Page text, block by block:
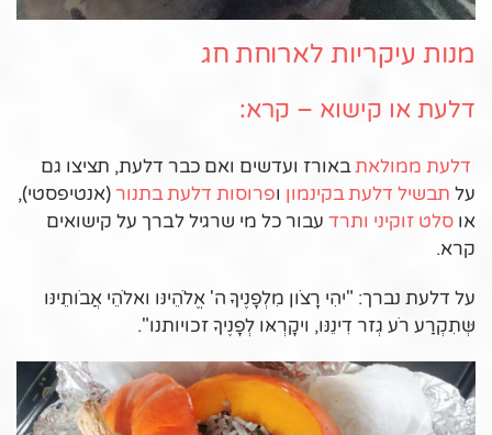
מנות עיקריות לארוחת חג
דלעת או קישוא – קרא:
דלעת ממולאתבאורז ועדשים ואם כבר דלעת, תציצו גם
על תבשיל דלעת בקינמון ופרוסות דלעת בתנור(אנטיפסטי),
או סלט זוקיני ותרד עבור כל מי שרגיל לברך על קישואים
קרא.
על דלעת נברך: "יהִי רָצֹון מִלְפָנֶיךָ ה' אֱלֹהֵינּו ואלֹהֵי אֲבֹותֵינּו
שְּתִקְרַע רֹע גְזר דִינֵנּו, ויקָרְאּו לְפָנֶיךָ זכויותנו".